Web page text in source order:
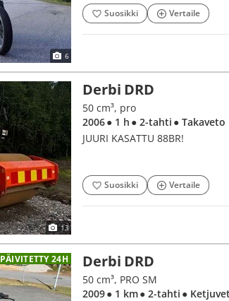
6
Suosikki Vertaile
13
Derbi DRD
50 cm³, pro
2006● 1 h ● 2-tahti ● Takaveto
JUURI KASATTU 88BR!
Suosikki Vertaile
PÄIVITETTY 24H Derbi DRD
50 cm³, PRO SM
2009● 1 km● 2-tahti ●